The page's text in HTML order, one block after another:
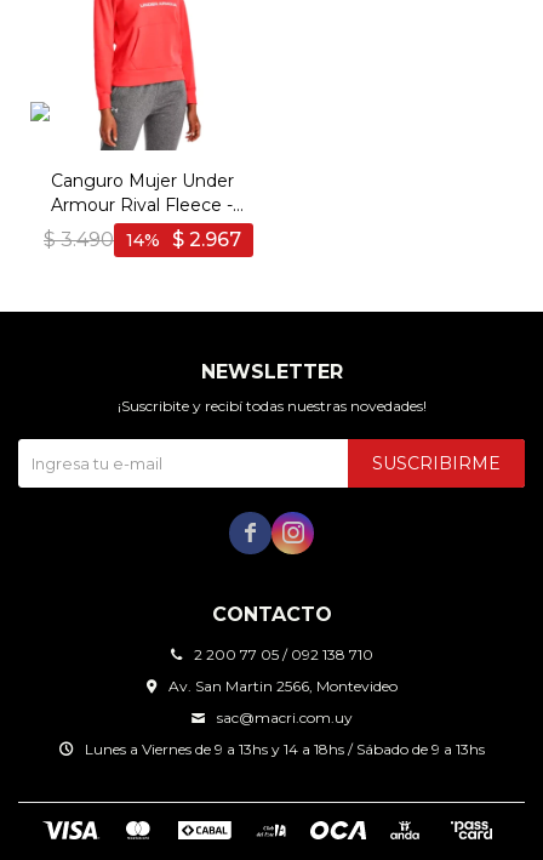
Canguro Mujer Under
Armour Rival Fleece -
Rojo
$ 3.490 $ 2.967
14
CONTACTO
2 200 77 05 / 092 138 710
Av. San Martin 2566, Montevideo
sac@macri.com.uy
Lunes a Viernes de 9 a 13hs y 14 a 18hs / Sábado de 9 a 13hs
NEWSLETTER
¡Suscribite y recibí todas nuestras novedades!
SUSCRIBIRME
 